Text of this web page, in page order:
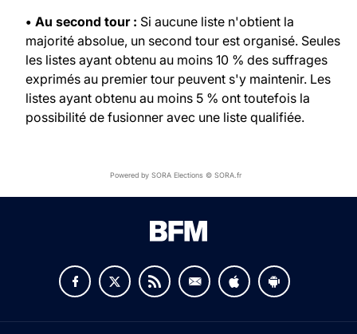
• Au second tour : Si aucune liste n'obtient la
majorité absolue, un second tour est organisé. Seules
les listes ayant obtenu au moins 10 % des suffrages
exprimés au premier tour peuvent s'y maintenir. Les
listes ayant obtenu au moins 5 % ont toutefois la
possibilité de fusionner avec une liste qualifiée.
Powered by SORA Elections © SORA.fr